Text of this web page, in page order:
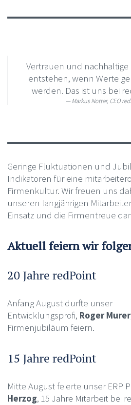
Vertrauen und nachhaltige
entstehen, wenn Werte
werden. Das ist uns bei
Markus Notter, CEO
Geringe Fluktuationen und
Indikatoren für eine
Firmenkultur. Wir freuen uns
unseren langjährigen
Einsatz und die Firmentreue
Aktuell feiern wir
20 Jahre redPoint
Anfang August durfte unser
Entwicklungsprofi, Roger Murer
Firmenjubiläum feiern.
15 Jahre redPoint
Mitte August feierte unser ERP
Herzog, 15 Jahre Mitarbeit bei